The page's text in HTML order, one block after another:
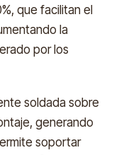
que facilitan el
la
por los
soldada sobre
generando
soportar